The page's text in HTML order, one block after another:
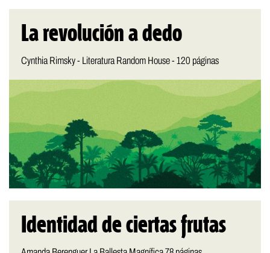
La revolución a dedo
Cynthia Rimsky - Literatura Random House - 120 páginas
Identidad de ciertas frutas